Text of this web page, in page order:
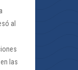
al
las